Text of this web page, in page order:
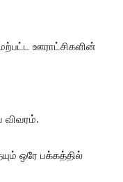
ஊராட்சிகளின்
விவரம்.
ஒரே பக்கத்தில்